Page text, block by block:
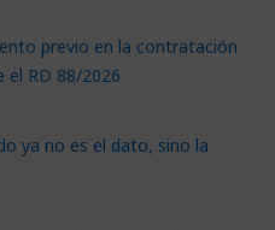
previo en la contratación
el RD 88/2026
ya no es el dato, sino la